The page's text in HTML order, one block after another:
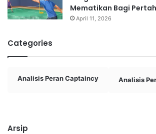
Mematikan Bagi
April 11, 2026
Categories
Analisis Peran Captaincy Analisis
Arsip